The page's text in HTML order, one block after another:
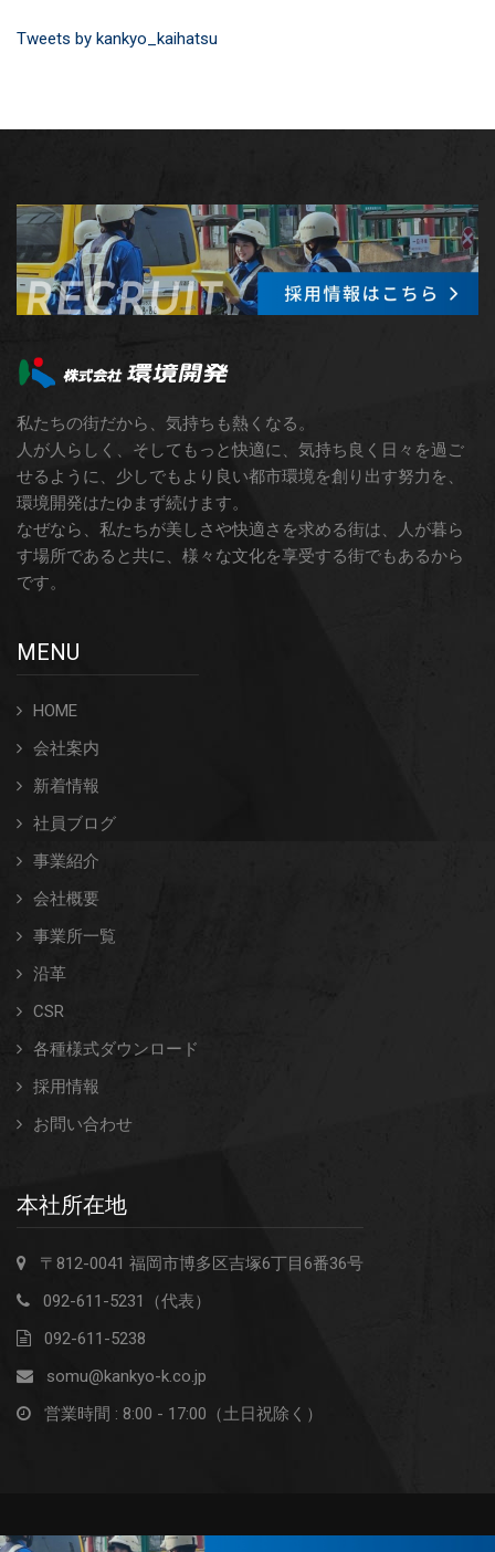
Tweets by kankyo_kaihatsu
私たちの街だから、気持ちも熱くなる。
人が人らしく、そしてもっと快適に、気持ち良く日々を過ご
せるように、少しでもより良い都市環境を創り出す努力を、
環境開発はたゆまず続けます。
なぜなら、私たちが美しさや快適さを求める街は、人が暮ら
す場所であると共に、様々な文化を享受する街でもあるから
です。
MENU
HOME
会社案内
新着情報
社員ブログ
事業紹介
会社概要
事業所一覧
沿革
CSR
各種様式ダウンロード
採用情報
お問い合わせ
本社所在地
〒812-0041 福岡市博多区吉塚6丁目6番36号
092-611-5231（代表）
092-611-5238
somu@kankyo-k.co.jp
営業時間 : 8:00 - 17:00（土日祝除く）
© Copyrights 2017 kankyo-k.co.jp All rights reserved.